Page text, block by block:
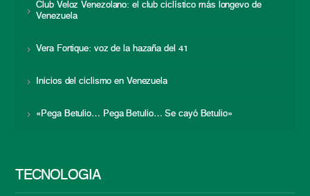
Club Veloz Venezolano: el club ciclístico más longevo de
Venezuela
Vera Fortique: voz de la hazaña del 41
Inicios del ciclismo en Venezuela
«Pega Betulio… Pega Betulio… Se cayó Betulio»
TECNOLOGÍA